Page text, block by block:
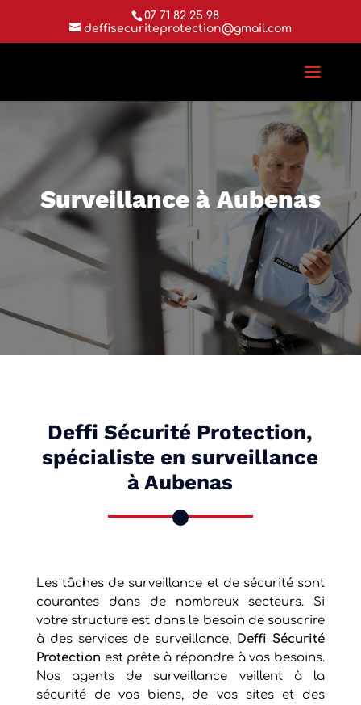
07 71 82 25 98
deffisecuriteprotection@gmail.com
Surveillance à Aubenas
Deffi Sécurité Protection,
spécialiste en surveillance
à Aubenas
Les tâches de surveillance et de sécurité sont
courantes dans de nombreux secteurs. Si
votre structure est dans le besoin de souscrire
à des services de surveillance, Deffi Sécurité
Protection est prête à répondre à vos besoins.
Nos agents de surveillance veillent à la
sécurité de vos biens, de vos sites et des